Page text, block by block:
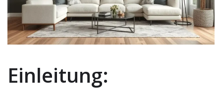
Einleitung: